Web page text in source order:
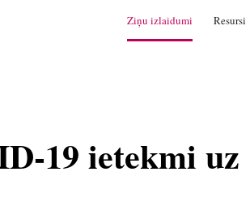
Ziņu izlaidumi Resursi
19 ietekmi uz